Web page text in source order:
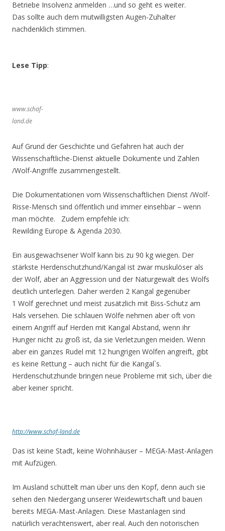
Betriebe Insolvenz anmelden …und so geht es weiter.
Das sollte auch dem mutwilligsten Augen-Zuhalter
nachdenklich stimmen.
Lese Tipp:
www.schaf-
land.de
Auf Grund der Geschichte und Gefahren hat auch der
Wissenschaftliche-Dienst aktuelle Dokumente und Zahlen
/Wolf-Angriffe zusammengestellt.
Die Dokumentationen vom Wissenschaftlichen Dienst /Wolf-
Risse-Mensch sind öffentlich und immer einsehbar – wenn
man möchte. Zudem empfehle ich:
Rewilding Europe & Agenda 2030.
Ein ausgewachsener Wolf kann bis zu 90 kg wiegen. Der
stärkste Herdenschutzhund/Kangal ist zwar muskulöser als
der Wolf, aber an Aggression und der Naturgewalt des Wolfs
deutlich unterlegen. Daher werden 2 Kangal gegenüber
1 Wolf gerechnet und meist zusätzlich mit Biss-Schutz am
Hals versehen. Die schlauen Wölfe nehmen aber oft von
einem Angriff auf Herden mit Kangal Abstand, wenn ihr
Hunger nicht zu groß ist, da sie Verletzungen meiden. Wenn
aber ein ganzes Rudel mit 12 hungrigen Wölfen angreift, gibt
es keine Rettung – auch nicht für die Kangal`s.
Herdenschutzhunde bringen neue Probleme mit sich, über die
aber keiner spricht.
http://www.schaf-land.de
Das ist keine Stadt, keine Wohnhäuser – MEGA-Mast-Anlagen
mit Aufzügen.
Im Ausland schüttelt man über uns den Kopf, denn auch sie
sehen den Niedergang unserer Weidewirtschaft und bauen
bereits MEGA-Mast-Anlagen. Diese Mastanlagen sind
natürlich verachtenswert, aber real. Auch den notorischen